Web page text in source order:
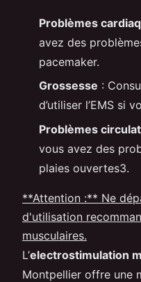
Problèmes
avez des
pacemaker.
Grossesse :
d’utiliser l’EMS si
Problèmes
vous avez des
plaies ouvertes3.
**Attention :** Ne
d'utilisation
musculaires.
L’electrostimulation
Montpellier offre une